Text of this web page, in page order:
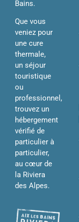
Bains.
Que vous
veniez pour
une cure
thermale,
un séjour
touristique
ou
professionnel,
trouvez un
hébergement
vérifié de
particulier à
particulier,
au cœur de
la Riviera
des Alpes.